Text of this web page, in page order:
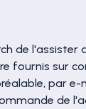
de
fournis sur
par
de